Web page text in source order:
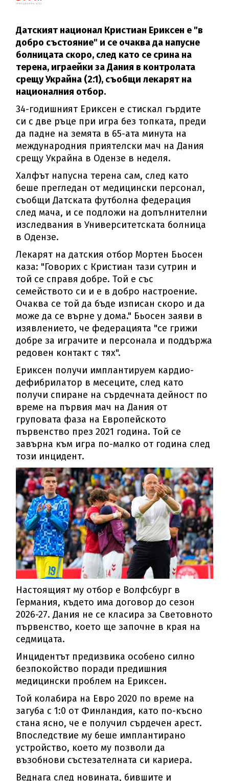
Датският национал Кристиан Ериксен е "в
добро състояние" и се очаква да напусне
болницата скоро, след като се срина на
терена, играейки за Дания в контролата
срещу Украйна (2:1), съобщи лекарят на
националния отбор.
34-годишният Ериксен е стискал гърдите
си с две ръце при игра без топката, преди
да падне на земята в 65-ата минута на
международния приятелски мач на Дания
срещу Украйна в Одензе в неделя.
Халфът напусна терена сам, след като
беше прегледан от медицински персонал,
съобщи Датската футболна федерация
след мача, и се подложи на допълнителни
изследвания в Университетската болница
в Одензе.
Лекарят на датския отбор Мортен Бьосен
каза: "Говорих с Кристиан тази сутрин и
той се справя добре. Той е със
семейството си и е в добро настроение.
Очаква се той да бъде изписан скоро и да
може да се върне у дома." Бьосен заяви в
изявлението, че федерацията "се грижи
добре за играчите и персонала и поддържа
редовен контакт с тях".
Ериксен получи имплантируем кардио-
дефибрилатор в месеците, след като
получи спиране на сърдечната дейност по
време на първия мач на Дания от
груповата фаза на Европейското
първенство през 2021 година. Той се
завърна към игра по-малко от година след
този инцидент.
Настоящият му отбор е Волфсбург в
Германия, където има договор до сезон
2026-27. Дания не се класира за Световното
първенство, което ще започне в края на
седмицата.
Инцидентът предизвика особено силно
безпокойство поради предишния
медицински проблем на Ериксен.
Той колабира на Евро 2020 по време на
загуба с 1:0 от Финландия, като по-късно
стана ясно, че е получил сърдечен арест.
Впоследствие му беше имплантирано
устройство, което му позволи да
възобнови състезателната си кариера.
Веднага след новината, бившите и